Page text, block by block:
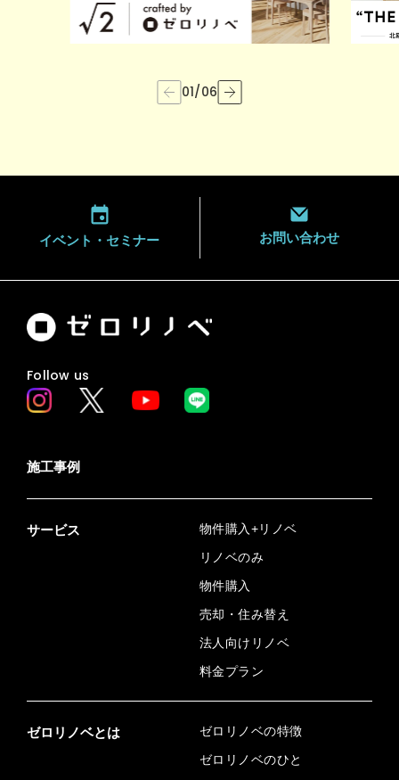
01/06
イベント・ セミナー お問い合わせ
Follow us
施工事例
サービス
物件購入+リノベ
リノベのみ
物件購入
売却・住み替え
法人向けリノベ
料金プラン
ゼロリノベとは
ゼロリノベの特徴
ゼロリノベのひと